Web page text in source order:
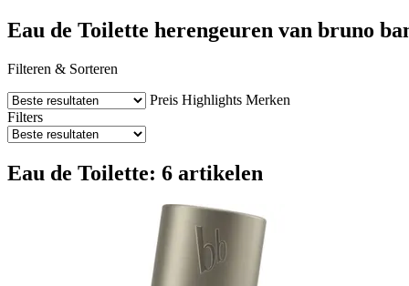
Eau de Toilette herengeuren van bruno
Filteren & Sorteren
Preis Highlights Merken
Filters
Eau de Toilette: 6 artikelen